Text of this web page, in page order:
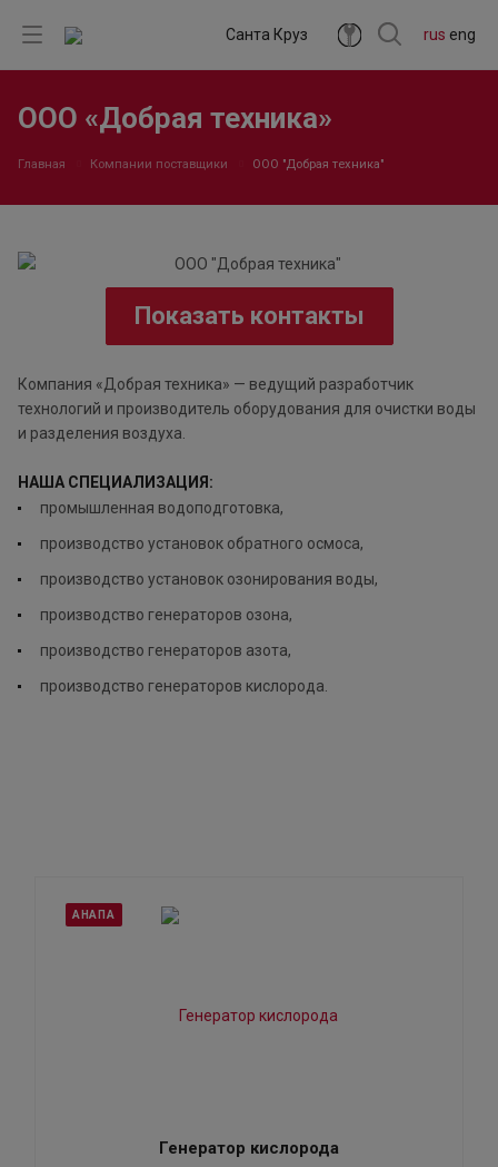
rus eng
Санта Круз
ООО «Добрая техника»
Главная Компании поставщики ООО "Добрая техника"
Показать контакты
Компания «Добрая техника» — ведущий разработчик
технологий и производитель оборудования для очистки воды
и разделения воздуха.
НАША СПЕЦИАЛИЗАЦИЯ:
промышленная водоподготовка,
производство установок обратного осмоса,
производство установок озонирования воды,
производство генераторов озона,
производство генераторов азота,
производство генераторов кислорода.
АНАПА
Генератор кислорода